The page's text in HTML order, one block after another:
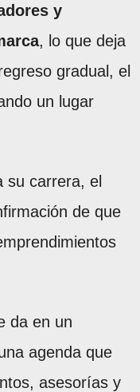
y
, lo que deja
gradual, el
un lugar
su carrera, el
de que
da en un
agenda que
asesorías y